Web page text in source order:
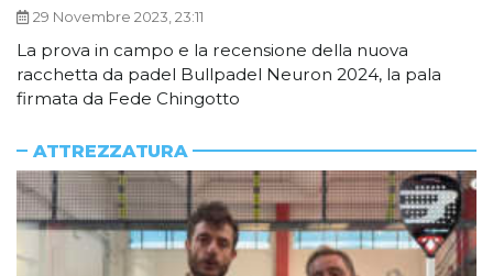
29 Novembre 2023, 23:11
La prova in campo e la recensione della nuova
racchetta da padel Bullpadel Neuron 2024, la pala
firmata da Fede Chingotto
ATTREZZATURA